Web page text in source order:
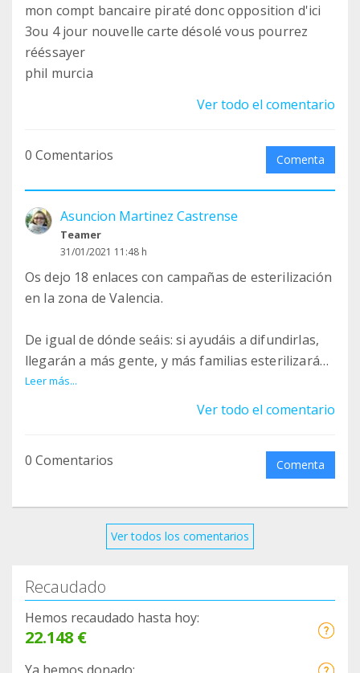
mon compt bancaire piraté donc opposition d'ici
3ou 4 jour nouvelle carte désolé vous pourrez
rééssayer
phil murcia
Ver todo el comentario
0 Comentarios Comenta
Asuncion Martinez Castrense
Teamer
31/01/2021 11:48 h
Os dejo 18 enlaces con campañas de esterilización
en la zona de Valencia.
De igual de dónde seáis: si ayudáis a difundirlas,
llegarán a más gente, y más familias esterilizarán
a sus peludos.
1
3160077684517
https://www.facebook.com/ClinicaVeterinariaAyor
3
https://www.facebook.com/veterinariosgodelleta/
posts/3202991776496366
Leer más...
Ver todo el comentario
0 Comentarios Comenta
Ver todos los comentarios
Recaudado
Hemos recaudado hasta hoy:
22.148 €